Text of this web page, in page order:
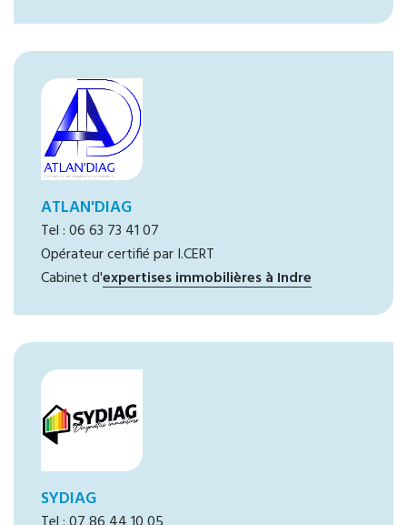
ATLAN'DIAG
Tel : 06 63 73 41 07
Opérateur certifié par I.CERT
Cabinet d'expertises immobilières à Indre
SYDIAG